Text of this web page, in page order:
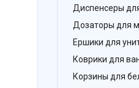
Диспенсеры
Дозаторы для
Ершики для
Коврики для
Корзины для